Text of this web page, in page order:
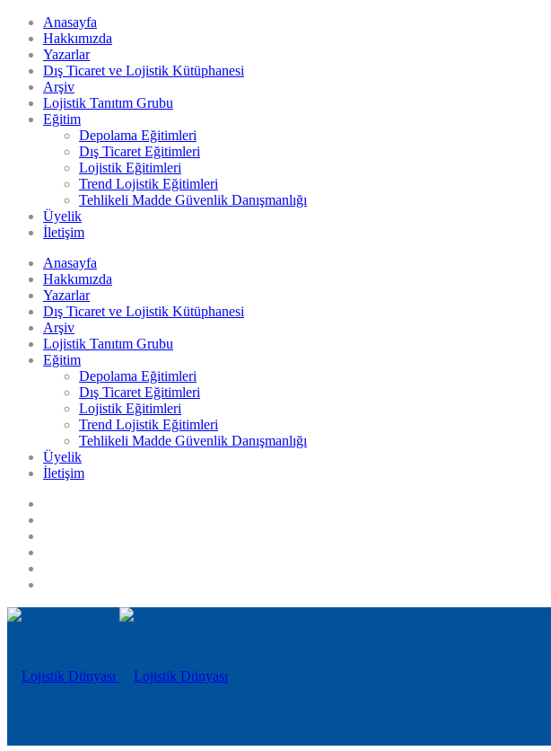
Anasayfa
Hakkımızda
Yazarlar
Dış Ticaret ve Lojistik Kütüphanesi
Arşiv
Lojistik Tanıtım Grubu
Eğitim
Depolama Eğitimleri
Dış Ticaret Eğitimleri
Lojistik Eğitimleri
Trend Lojistik Eğitimleri
Tehlikeli Madde Güvenlik Danışmanlığı
Üyelik
İletişim
Anasayfa
Hakkımızda
Yazarlar
Dış Ticaret ve Lojistik Kütüphanesi
Arşiv
Lojistik Tanıtım Grubu
Eğitim
Depolama Eğitimleri
Dış Ticaret Eğitimleri
Lojistik Eğitimleri
Trend Lojistik Eğitimleri
Tehlikeli Madde Güvenlik Danışmanlığı
Üyelik
İletişim